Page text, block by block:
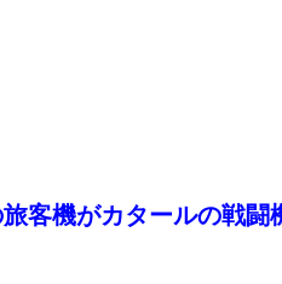
客機がカタールの戦闘